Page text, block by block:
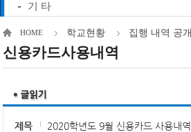
기 타
HOME 학교현황 집행 내역 공개
신용카드사용내역
제목 2020학년도 9월 신용카드 사용내역